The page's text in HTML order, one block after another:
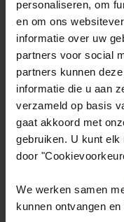
personaliseren, om
en om ons
informatie over uw
partners voor social
partners kunnen
informatie die u aan
verzameld op basis
gaat akkoord met
gebruiken. U kunt
door
We werken samen
kunnen ontvangen
Eindhoven
1 week, 4 dagen
Gevonden op:
22m² 1
Reageer binnen 15
Rent.nl ben je altijd